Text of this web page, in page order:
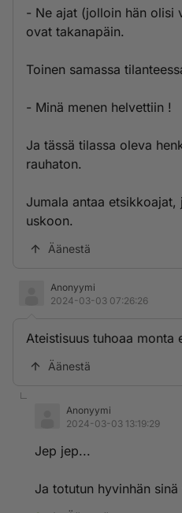
- Ne ajat (jolloin hän olisi
ovat takanapäin.
Toinen samassa
- Minä menen helvettiin !
Ja tässä tilassa oleva
rauhaton.
Jumala antaa
uskoon.
Äänestä
Anonyymi
2024-03-03 07:26:26
Ateistisuus tuhoaa monta
Äänestä
Anonyymi
2024-03-03 13:19:29
Jep jep...
Ja totutun hyvinhän